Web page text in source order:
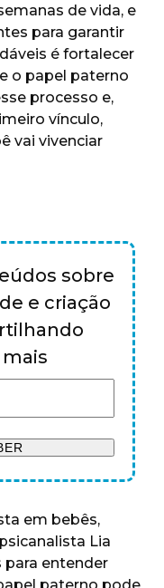
de vida, e
para garantir
é fortalecer
o papel paterno
processo e,
vínculo,
vai vivenciar
sobre
e criação
em bebês,
Lia
para entender